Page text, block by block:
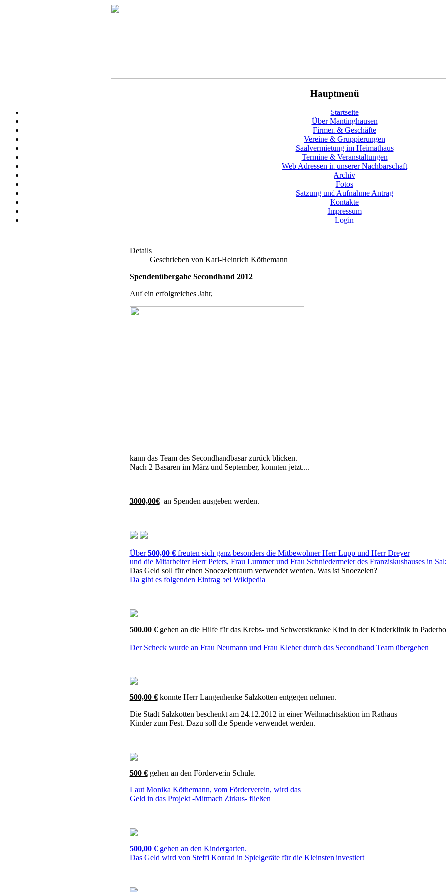
Hauptmenü
Startseite
Über Mantinghausen
Firmen & Geschäfte
Vereine & Gruppierungen
Saalvermietung im Heimathaus
Termine & Veranstaltungen
Web Adressen in unserer Nachbarschaft
Archiv
Fotos
Satzung und Aufnahme Antrag
Kontakte
Impressum
Login
Details
Geschrieben von Karl-Heinrich Köthemann
Spendenübergabe Secondhand 2012
Auf ein erfolgreiches Jahr,
kann das Team des Secondhandbasar zurück blicken.
Nach 2 Basaren im März und September, konnten jetzt....
3000,00€ an Spenden ausgeben werden.
Über500,00 €freuten sich ganz besonders die Mitbewohner Herr Lupp und Herr Dreyer
und die Mitarbeiter Herr Peters, Frau Lummer und Frau Schniedermeier des Franziskushauses in
Das Geld soll für einen Snoezelenraum verwendet werden. Was ist Snoezelen?
Da gibt es folgenden Eintrag bei Wikipedia
500.00 €gehen an die Hilfe für das Krebs- und Schwerstkranke Kind in der Kinderklinik in
Der Scheck wurde an Frau Neumann und Frau Kleber durch das Secondhand Team übergeben
500,00 €konnte Herr Langenhenke Salzkotten entgegen nehmen.
Die Stadt Salzkotten beschenkt am 24.12.2012 in einer Weihnachtsaktion im Rathaus
Kinder zum Fest. Dazu soll die Spende verwendet werden.
500 €gehen an den Förderverin Schule.
Laut Monika Köthemann, vom Förderverein, wird das
Geld in das Projekt -Mitmach Zirkus- fließen
500,00 €gehen an den Kindergarten.
Das Geld wird von Steffi Konrad in Spielgeräte für die Kleinsten investiert